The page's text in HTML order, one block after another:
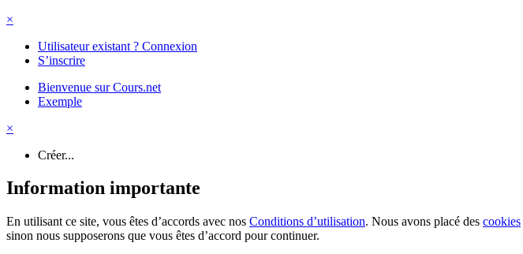
×
Utilisateur existant ? Connexion
S’inscrire
Bienvenue sur Cours.net
Exemple
×
Créer...
Information importante
En utilisant ce site, vous êtes d’accords avec nos Conditions d’utilisation. Nous avons placé des cookies
sinon nous supposerons que vous êtes d’accord pour continuer.